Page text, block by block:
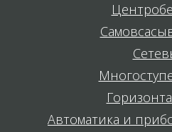
Автоматика и